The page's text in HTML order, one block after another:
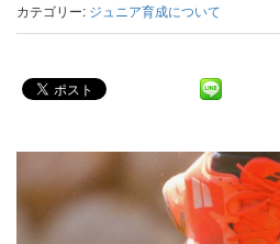
カテゴリー: ジュニア育成について